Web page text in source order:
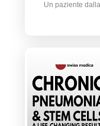
Un paziente